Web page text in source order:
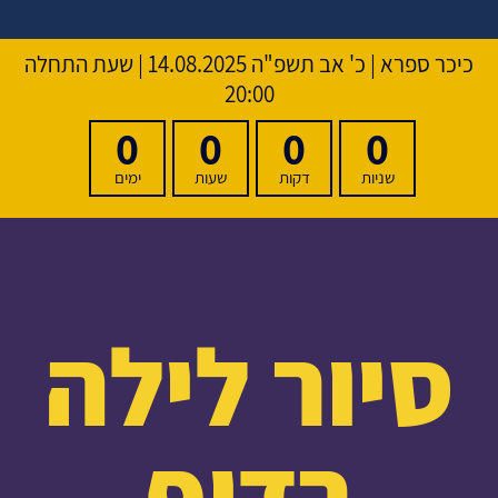
כיכר ספרא | כ' אב תשפ"ה
14.08.2025 | שעת התחלה
20:00
0
שניות
0
דקות
0
שעות
0
ימים
סיור לילה